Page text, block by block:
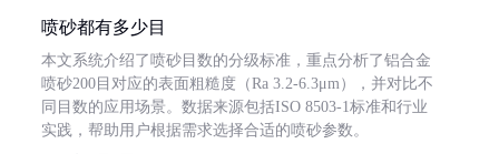
喷砂都有多少目
本文系统介绍了喷砂目数的分级标准，重点分析了铝合金
喷砂200目对应的表面粗糙度（Ra 3.2-6.3μm），并对比不
同目数的应用场景。数据来源包括ISO 8503-1标准和行业
实践，帮助用户根据需求选择合适的喷砂参数。